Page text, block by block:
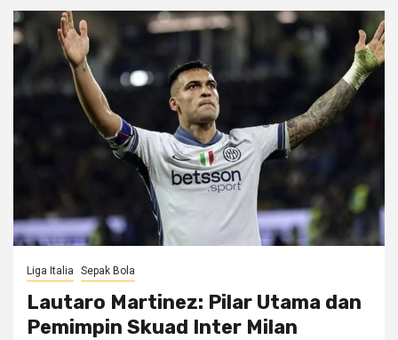
Liga Italia Sepak Bola
Lautaro Martinez: Pilar Utama dan
Pemimpin Skuad Inter Milan